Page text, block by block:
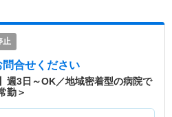
止
合せください
週3日～OK／地域密着型の病院で
勤＞